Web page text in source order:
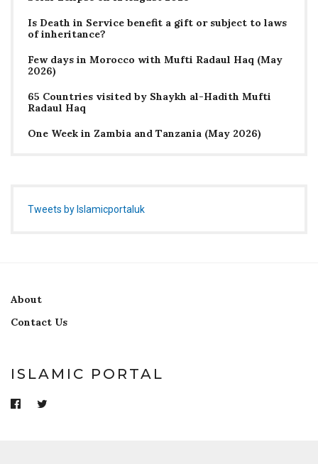
Is Death in Service benefit a gift or subject to laws
of inheritance?
Few days in Morocco with Mufti Radaul Haq (May
2026)
65 Countries visited by Shaykh al-Hadith Mufti
Radaul Haq
One Week in Zambia and Tanzania (May 2026)
Tweets by Islamicportaluk
About
Contact Us
ISLAMIC PORTAL